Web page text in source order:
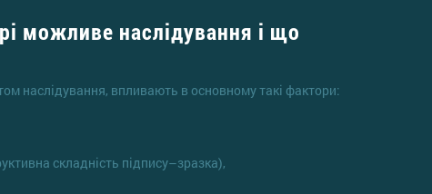
можливе наслідування і що
наслідування, впливають в основному такі фактори:
складність підпису–зразка),